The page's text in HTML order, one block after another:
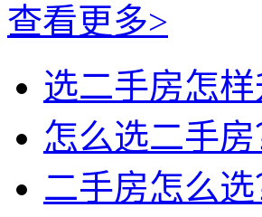
查看更多>
选二手房怎样
怎么选二手房
二手房怎么选